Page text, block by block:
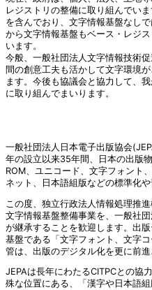
レジストリの整備に取り組んでい
を含んでおり、文字情報基盤なし
から文字情報基盤もベース・レジ
います。
今般、一般社団法人文字情報技術
間の創意工夫も活かして文字環境
ます。今後も協議会と協力して、
に取り組んでまいります。
一般社団法人日本電子出版協会
年の設立以来35年間、日本の出版
ROM、ユニコード、文字フォント
ネット、日本語組版などの標準化
この度、独立行政法人情報処理推
文字情報基盤整備事業を、一般社
が継承することを歓迎します。出
基盤である「文字フォント、文字
管は、出版のデジタル化を更に前進
JEPAは長年にわたるCITPCとの協
殊な位置にある、「漢字や日本語